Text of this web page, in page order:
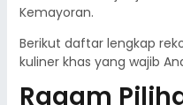
Kemayoran.
Berikut daftar lengkap
kuliner khas yang wajib
Ragam